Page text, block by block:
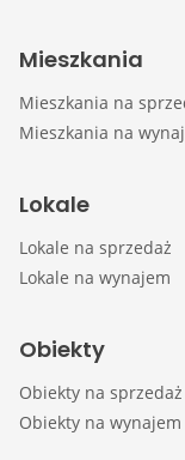
Mieszkania
Mieszkania na
Mieszkania na
Lokale
Lokale na sprzedaż
Lokale na wynajem
Obiekty
Obiekty na sprzedaż
Obiekty na wynajem